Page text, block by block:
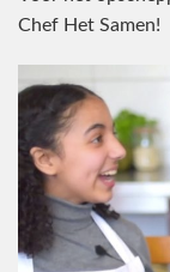
Chef Het Samen!